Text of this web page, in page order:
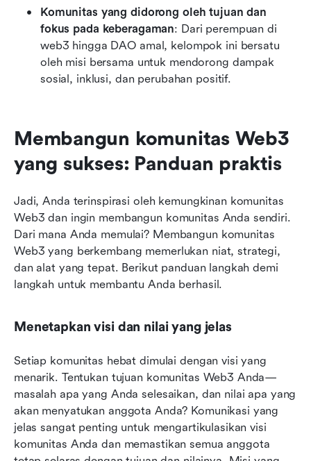
Komunitas yang didorong oleh tujuan dan
fokus pada keberagaman: Dari perempuan di
web3 hingga DAO amal, kelompok ini bersatu
oleh misi bersama untuk mendorong dampak
sosial, inklusi, dan perubahan positif.
Membangun komunitas Web3
yang sukses: Panduan praktis
Jadi, Anda terinspirasi oleh kemungkinan komunitas
Web3 dan ingin membangun komunitas Anda sendiri.
Dari mana Anda memulai? Membangun komunitas
Web3 yang berkembang memerlukan niat, strategi,
dan alat yang tepat. Berikut panduan langkah demi
langkah untuk membantu Anda berhasil.
Menetapkan visi dan nilai yang jelas
Setiap komunitas hebat dimulai dengan visi yang
menarik. Tentukan tujuan komunitas Web3 Anda—
masalah apa yang Anda selesaikan, dan nilai apa yang
akan menyatukan anggota Anda? Komunikasi yang
jelas sangat penting untuk mengartikulasikan visi
komunitas Anda dan memastikan semua anggota